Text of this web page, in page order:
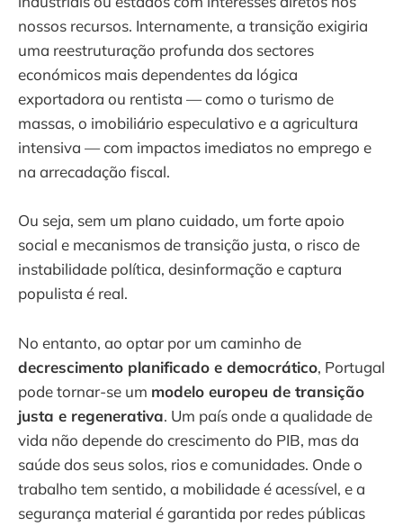
nossos recursos. Internamente, a transição exigiria
uma reestruturação profunda dos sectores
económicos mais dependentes da lógica
exportadora ou rentista — como o turismo de
massas, o imobiliário especulativo e a agricultura
intensiva — com impactos imediatos no emprego e
na arrecadação fiscal.
Ou seja, sem um plano cuidado, um forte apoio
social e mecanismos de transição justa, o risco de
instabilidade política, desinformação e captura
populista é real.
No entanto, ao optar por um caminho de
decrescimento planificado e democrático, Portugal
pode tornar-se um modelo europeu de transição
justa e regenerativa. Um país onde a qualidade de
vida não depende do crescimento do PIB, mas da
saúde dos seus solos, rios e comunidades. Onde o
trabalho tem sentido, a mobilidade é acessível, e a
segurança material é garantida por redes públicas